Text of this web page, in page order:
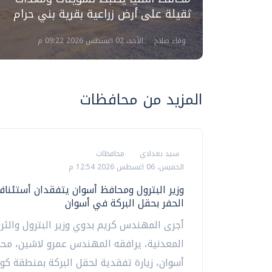
ثقيلة على أرض زراعية بقرية بني حرام
وفاء صلاح الأحد، 02 اغسطس 2026 09:22 م
المزيد من محافظات
سيد بغدادي
محافظات
الخميس، 06 اغسطس 2026 12:54 م
وزير البترول ومحافظ أسوان يتفقدان
الحفر بحقل البركة في أسوان
أجرى المهندس كريم بدوي وزير البترول
المعدنية، يرافقه المهندس عمرو لاشين،
أسوان، زيارة تفقدية لحقل البركة بمنطقة